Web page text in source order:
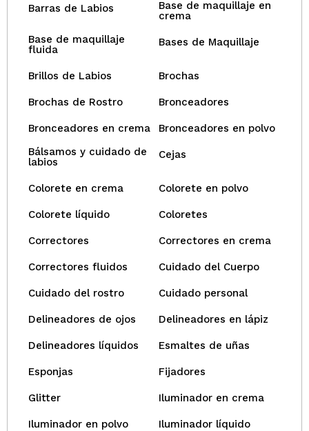
Barras de Labios
Base de maquillaje en
crema
Base de maquillaje
fluida
Bases de Maquillaje
Brillos de Labios Brochas
Brochas de Rostro Bronceadores
Bronceadores en crema
Bronceadores en polvo
Bálsamos y cuidado de
labios
Cejas
Colorete en crema Colorete en polvo
Colorete líquido Coloretes
Correctores Correctores en crema
Correctores fluidos Cuidado del Cuerpo
Cuidado del rostro Cuidado personal
Delineadores de ojos Delineadores en lápiz
Delineadores líquidos Esmaltes de uñas
Esponjas Fijadores
Glitter Iluminador en crema
Iluminador en polvo Iluminador líquido